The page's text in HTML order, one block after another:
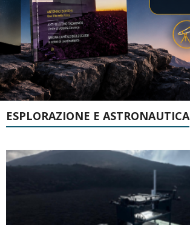
ESPLORAZIONE E ASTRONAUTICA